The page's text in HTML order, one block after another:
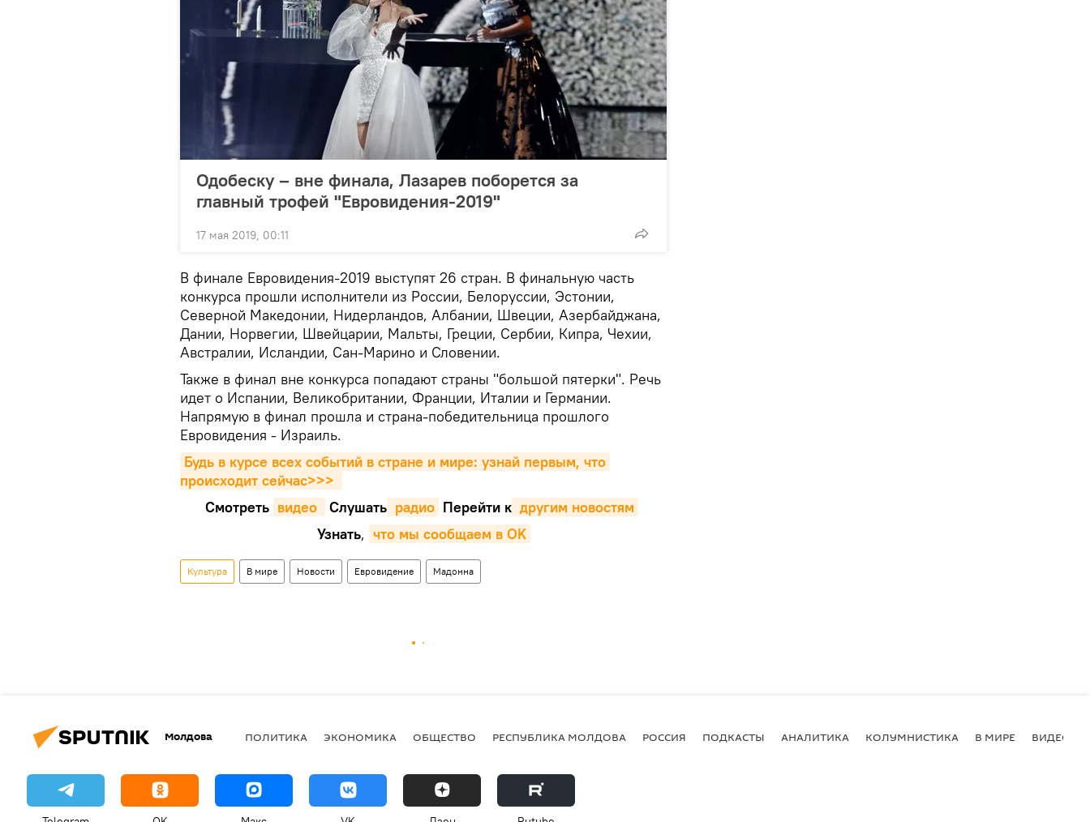
Одобеску – вне финала, Лазарев поборется за
главный трофей "Евровидения-2019"
17 мая 2019, 00:11
В финале Евровидения-2019 выступят 26 стран. В финальную часть
конкурса прошли исполнители из России, Белоруссии, Эстонии,
Северной Македонии, Нидерландов, Албании, Швеции, Азербайджана,
Дании, Норвегии, Швейцарии, Мальты, Греции, Сербии, Кипра, Чехии,
Австралии, Исландии, Сан-Марино и Словении.
Также в финал вне конкурса попадают страны "большой пятерки". Речь
идет о Испании, Великобритании, Франции, Италии и Германии.
Напрямую в финал прошла и страна-победительница прошлого
Евровидения - Израиль.
Будь в курсе всех событий в стране и мире: узнай первым, что
происходит сейчаc>>>
Смотреть видео Cлушать радио Перейти к другим новостям
Узнать, что мы сообщаем в OK
Культура В мире Новости Евровидение Мадонна
Молдова ПОЛИТИКА ЭКОНОМИКА ОБЩЕСТВО РЕСПУБЛИКА МОЛДОВА РОССИЯ ПОДКАСТЫ АНАЛИТИКА КОЛУМНИСТИКА В МИРЕ ВИДЕО